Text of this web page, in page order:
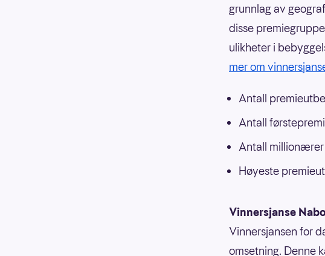
grunnlag av
disse
ulikheter i
mer om
Antall
Antall
Antall
Høyeste
Vinnersjanse
Vinnersjansen for
omsetning. Denne